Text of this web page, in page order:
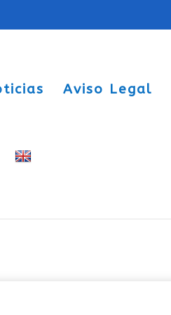
Aviso Legal
en